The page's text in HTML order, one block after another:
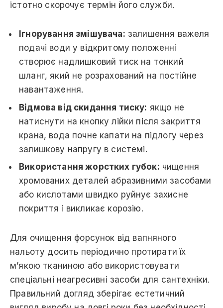
істотно скорочує термін його служби.
Ігнорування змішувача: залишення важеля
подачі води у відкритому положенні
створює надлишковий тиск на тонкий
шланг, який не розрахований на постійне
навантаження.
Відмова від скидання тиску: якщо не
натиснути на кнопку лійки після закриття
крана, вода почне капати на підлогу через
залишкову напругу в системі.
Використання жорстких губок: чищення
хромованих деталей абразивними засобами
або кислотами швидко руйнує захисне
покриття і викликає корозію.
Для очищення форсунок від вапняного
нальоту досить періодично протирати їх
м’якою тканиною або використовувати
спеціальні неагресивні засоби для сантехніки.
Правильний догляд зберігає естетичний